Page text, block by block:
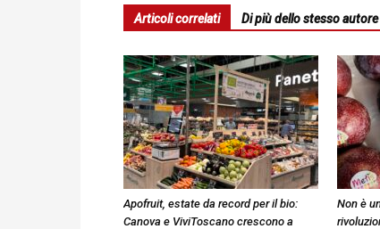
Articoli correlati Di più dello stesso autore
Apofruit, estate da record per il bio:
Canova e ViviToscano crescono a
Non è